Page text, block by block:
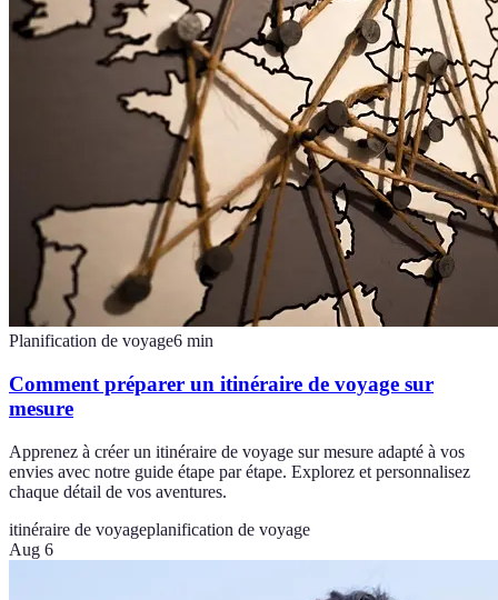
Planification de voyage6 min
Comment préparer un itinéraire de voyage sur
mesure
Apprenez à créer un itinéraire de voyage sur mesure adapté à vos
envies avec notre guide étape par étape. Explorez et personnalisez
chaque détail de vos aventures.
itinéraire de voyageplanification de voyage
Aug 6